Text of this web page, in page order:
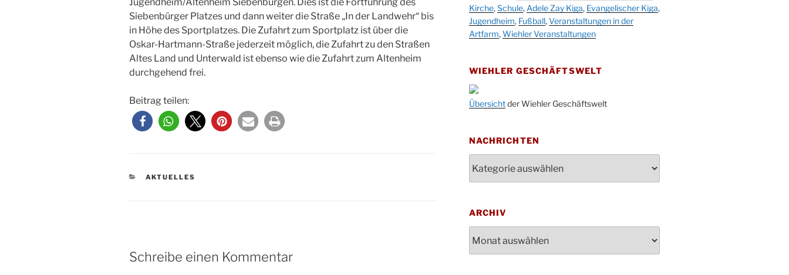
Siebenbürger Platzes und dann weiter die Straße „In der Landwehr“ bis
in Höhe des Sportplatzes. Die Zufahrt zum Sportplatz ist über die
Oskar-Hartmann-Straße jederzeit möglich, die Zufahrt zu den Straßen
Altes Land und Unterwald ist ebenso wie die Zufahrt zum Altenheim
durchgehend frei.
Beitrag teilen:
KATEGORIEN
AKTUELLES
Schreibe einen Kommentar
19.09.
Drabenderhöhe
25. u.
26.09.
Oktoberfest im Cafe XXS
10-12 Uhr
09.10.
Kirche
18:00 Uhr
11.10.
Oktoberfest MGV im Stadtteilhaus um
11:00 Uhr
Gottesdienst zum Reformationstag in der
Kirche um 18:30 Uhr
Konzert Akkordeon-Orchester im
Stadtteilhaus um 16:00 Uhr
Kirche,Schule, Adele Zay Kiga, Evangelischer Kiga,
Jugendheim, Fußball,Veranstaltungen in der
Artfarm,Wiehler Veranstaltungen
WIEHLER GESCHÄFTSWELT
Übersichtder Wiehler Geschäftswelt
NACHRICHTEN
ARCHIV